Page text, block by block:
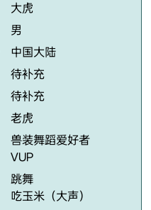
大虎
男
中国大陆
待补充
待补充
老虎
兽装舞蹈爱好者
VUP
跳舞
吃玉米（大声）